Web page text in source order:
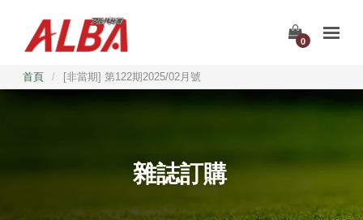
0
首頁 / [非當期] 第122期2025/02月號
雜誌訂購